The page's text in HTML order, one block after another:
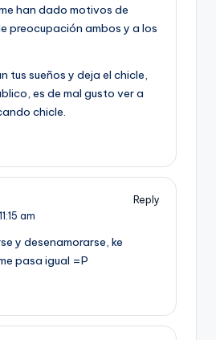
han dado motivos de
preocupación ambos y a los
tus sueños y deja el chicle,
es de mal gusto ver a
chicle.
Reply
11:15 am
y desenamorarse, ke
pasa igual =P